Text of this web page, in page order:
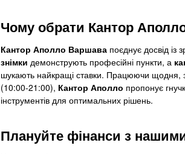
Чому обрати Кантор
Кантор Аполло Варшавапоєднує досвід із
знімки демонструють професійні пункти, а
шукають найкращі ставки. Працюючи щодня,
(10:00-21:00), Кантор Аполло пропонує
інструментів для оптимальних рішень.
Плануйте фінанси з